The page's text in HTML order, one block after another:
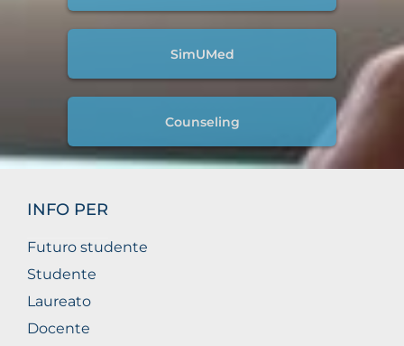
SimUMed
Counseling
INFO PER
Futuro studente
Studente
Laureato
Docente